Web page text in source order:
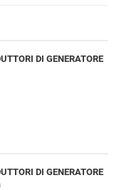
DI GENERATORE
DI GENERATORE